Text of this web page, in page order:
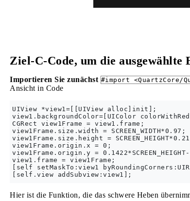
Ziel-C-Code, um die ausgewählte
Importieren Sie zunächst #import <QuartzCore/
Ansicht in Code
UIView *view1=[[UIView alloc]init];
view1.backgroundColor=[UIColor
CGRect view1Frame = view1.frame;
view1Frame.size.width = SCREEN_WIDTH*0.97;
view1Frame.size.height =
view1Frame.origin.x = 0;
view1Frame.origin.y =
view1.frame = view1Frame;
[self setMaskTo:view1
Hier ist die Funktion, die das schwere Heben